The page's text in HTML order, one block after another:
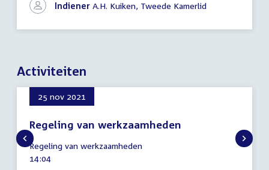
Indiener A.H. Kuiken, Tweede Kamerlid
Activiteiten
25 nov 2021
Regeling van werkzaamheden
25
november
2021
Regeling van werkzaamheden
Tijd
14:04